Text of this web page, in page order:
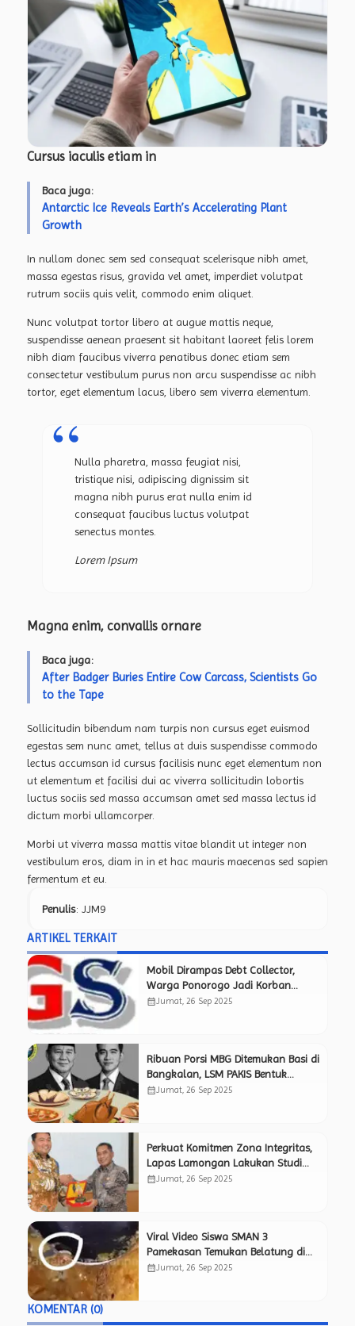
Cursus iaculis etiam in
Baca juga:
Antarctic Ice Reveals Earth’s Accelerating Plant
Growth
In nullam donec sem sed consequat scelerisque nibh amet,
massa egestas risus, gravida vel amet, imperdiet volutpat
rutrum sociis quis velit, commodo enim aliquet.
Nunc volutpat tortor libero at augue mattis neque,
suspendisse aenean praesent sit habitant laoreet felis lorem
nibh diam faucibus viverra penatibus donec etiam sem
consectetur vestibulum purus non arcu suspendisse ac nibh
tortor, eget elementum lacus, libero sem viverra elementum.
Nulla pharetra, massa feugiat nisi,
tristique nisi, adipiscing dignissim sit
magna nibh purus erat nulla enim id
consequat faucibus luctus volutpat
senectus montes.
Lorem Ipsum
Magna enim, convallis ornare
Baca juga:
After Badger Buries Entire Cow Carcass, Scientists Go
to the Tape
Sollicitudin bibendum nam turpis non cursus eget euismod
egestas sem nunc amet, tellus at duis suspendisse commodo
lectus accumsan id cursus facilisis nunc eget elementum non
ut elementum et facilisi dui ac viverra sollicitudin lobortis
luctus sociis sed massa accumsan amet sed massa lectus id
dictum morbi ullamcorper.
Morbi ut viverra massa mattis vitae blandit ut integer non
vestibulum eros, diam in in et hac mauris maecenas sed sapien
fermentum et eu.
Penulis: JJM9
ARTIKEL TERKAIT
Mobil Dirampas Debt Collector,
Warga Ponorogo Jadi Korban
Pemerasan Berkedok BT
calendar_monthJumat, 26 Sep 2025
Ribuan Porsi MBG Ditemukan Basi di
Bangkalan, LSM PAKIS Bentuk
Timsus Pemantau Independen Awasi
calendar_monthJumat, 26 Sep 2025
Perkuat Komitmen Zona Integritas,
Lapas Lamongan Lakukan Studi
Tiru ke Lapas Mojokerto yang
calendar_monthJumat, 26 Sep 2025
Viral Video Siswa SMAN 3
Pamekasan Temukan Belatung di
Menu Makan Bergizi Gratis, Netizen
calendar_monthJumat, 26 Sep 2025
KOMENTAR (0)